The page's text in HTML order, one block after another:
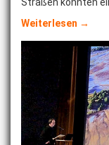
Straßen könnten
Weiterlesen →